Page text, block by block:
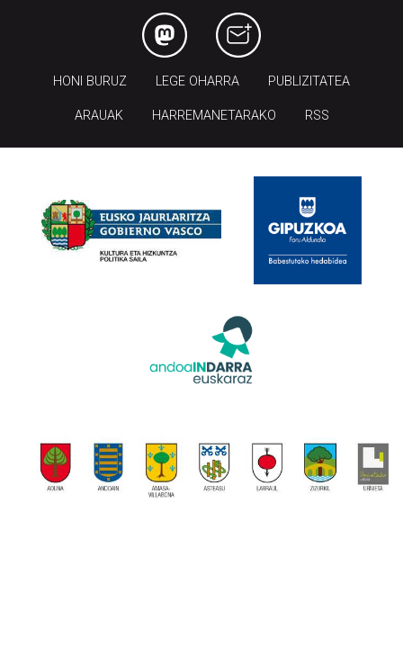
HONI BURUZ LEGE OHARRA PUBLIZITATEA
ARAUAK HARREMANETARAKO RSS